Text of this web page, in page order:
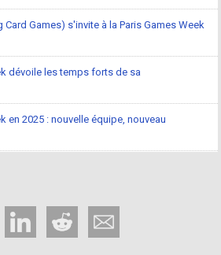
Card Games) s'invite à la Paris Games Week
dévoile les temps forts de sa
en 2025 : nouvelle équipe, nouveau